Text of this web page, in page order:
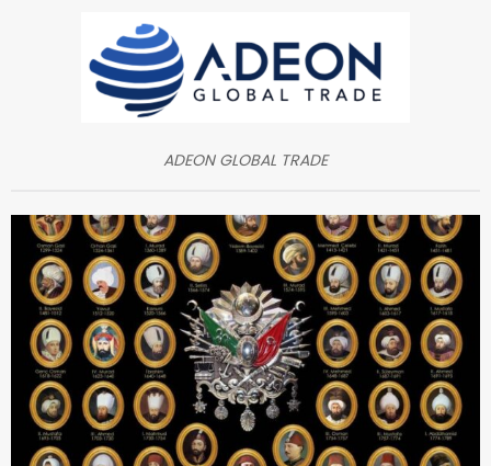
ADEON GLOBAL TRADE